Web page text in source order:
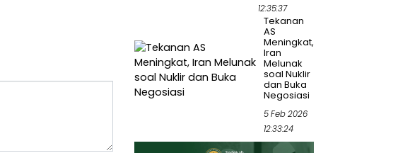
12:35:37
Tekanan
AS
Meningkat,
Iran
Melunak
soal Nuklir
dan Buka
Negosiasi
5 Feb 2026
12:33:24